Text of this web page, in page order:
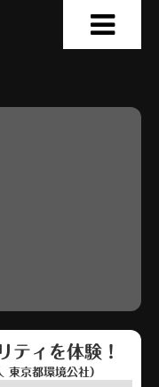
ィを体験！
京都環境公社）